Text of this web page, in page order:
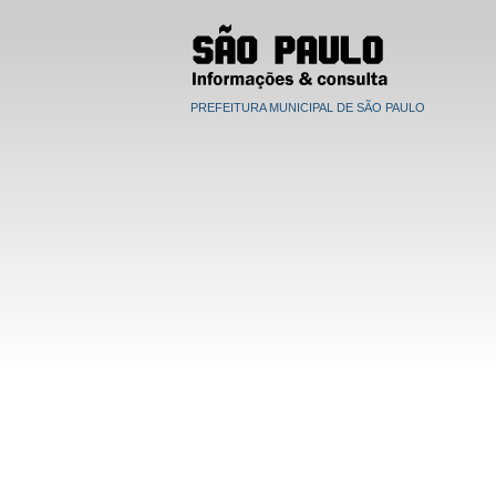
PREFEITURA MUNICIPAL DE SÃO PAULO